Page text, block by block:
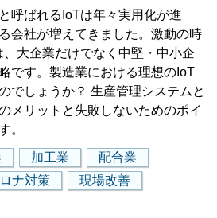
呼ばれるIoTは年々実用化が進
会社が増えてきました。激動の時
大企業だけでなく中堅・中小企
です。製造業における理想のIoT
でしょうか？ 生産管理システムと
メリットと失敗しないためのポイ
。
加工業
配合業
ナ対策
現場改善